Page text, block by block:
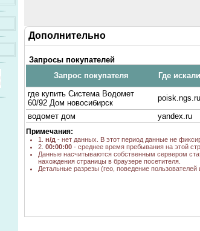
Дополнительно
Запросы покупателей
Запрос покупателя
Где искали
где купить Система Водомет
60/92 Дом новосибирск
poisk.ngs.ru
водомет дом
yandex.ru
Примечания:
1. н/д - нет данных. В этот период данные не
2. 00:00:00 - среднее время пребывания на этой
Данные насчитываются собственным сервером
нахождения страницы в браузере посетителя.
Детальные разрезы (гео, поведение